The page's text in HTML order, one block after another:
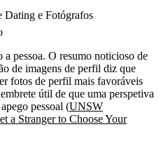
Dating e Fotógrafos
pessoa. O resumo noticioso de
de imagens de perfil diz que
fotos de perfil mais favoráveis
útil de que uma perspetiva
pessoal (UNSW
a Stranger to Choose Your